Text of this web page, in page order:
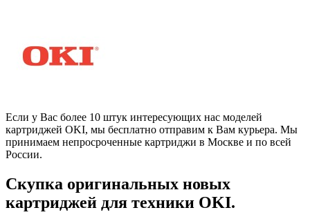
Если у Вас более 10 штук интересующих нас моделей
картриджей OKI, мы бесплатно отправим к Вам курьера. Мы
принимаем непросроченные картриджи в Москве и по всей
России.
Скупка оригинальных новых
картриджей для техники OKI.